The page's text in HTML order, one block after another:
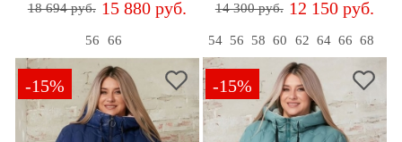
18 694 руб. 15 880 руб.
56 66
14 300 руб. 12 150 руб.
54 56 58 60 62 64 66 68
-15% -15%